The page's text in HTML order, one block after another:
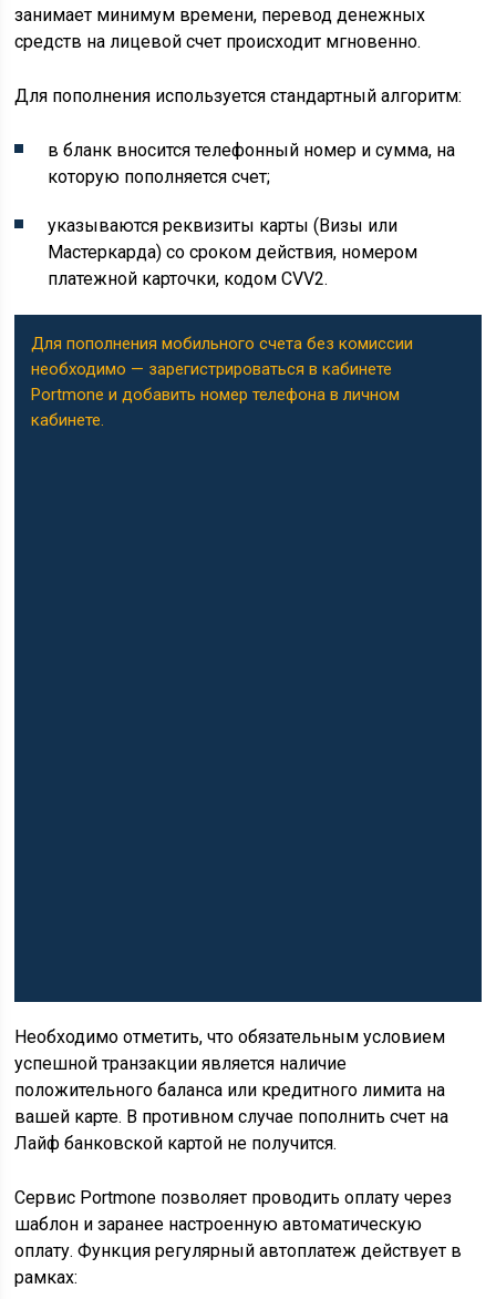
занимает минимум времени, перевод денежных
средств на лицевой счет происходит мгновенно.
Для пополнения используется стандартный алгоритм:
в бланк вносится телефонный номер и сумма, на
которую пополняется счет;
указываются реквизиты карты (Визы или
Мастеркарда) со сроком действия, номером
платежной карточки, кодом CVV2.
Для пополнения мобильного счета без комиссии
необходимо — зарегистрироваться в кабинете
Portmone и добавить номер телефона в личном
кабинете.
Необходимо отметить, что обязательным условием
успешной транзакции является наличие
положительного баланса или кредитного лимита на
вашей карте. В противном случае пополнить счет на
Лайф банковской картой не получится.
Сервис Portmone позволяет проводить оплату через
шаблон и заранее настроенную автоматическую
оплату. Функция регулярный автоплатеж действует в
рамках: